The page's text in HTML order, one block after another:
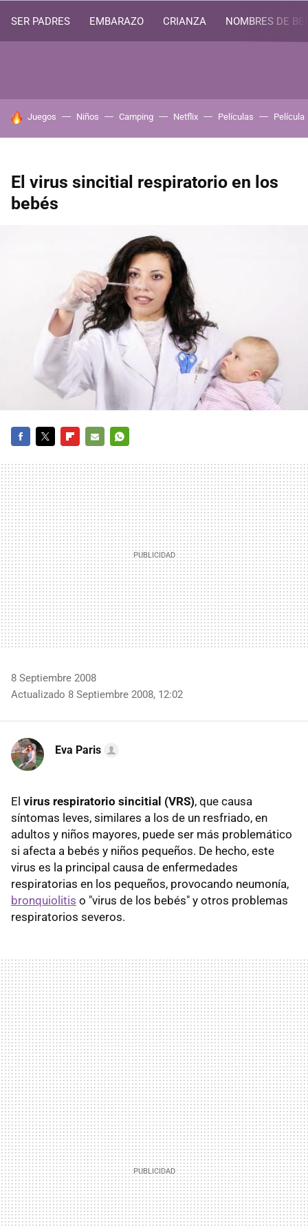
SER PADRES EMBARAZO CRIANZA NOMBRES DE
HOY SE HABLA DE
Juegos Niños Camping Netflix Películas Película
El virus sincitial respiratorio en los
bebés
MAIL
8 Septiembre 2008
Actualizado 8 Septiembre 2008, 12:02
Eva Paris
El virus respiratorio sincitial (VRS), que causa
síntomas leves, similares a los de un resfriado, en
adultos y niños mayores, puede ser más problemático
si afecta a bebés y niños pequeños. De hecho, este
virus es la principal causa de enfermedades
respiratorias en los pequeños, provocando neumonía,
bronquiolitis o "virus de los bebés" y otros problemas
respiratorios severos.